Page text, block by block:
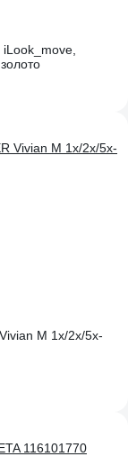
iLook_move,
M 1х/2х/5х-